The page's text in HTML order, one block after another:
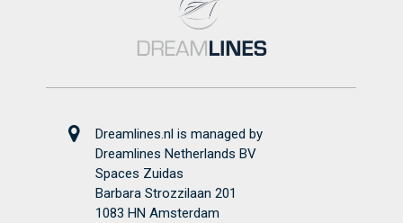
Dreamlines.nl is managed by
Dreamlines Netherlands BV
Spaces Zuidas
Barbara Strozzilaan 201
1083 HN Amsterdam